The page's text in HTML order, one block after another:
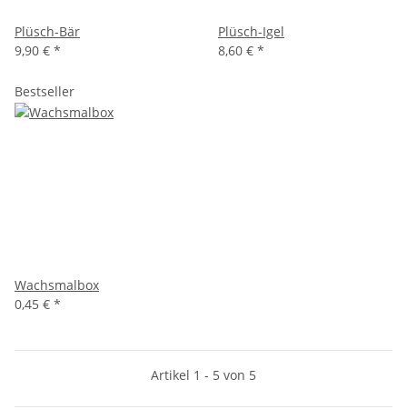
Plüsch-Bär
9,90 € *
Plüsch-Igel
8,60 € *
Bestseller
Wachsmalbox
0,45 € *
Artikel 1 - 5 von 5